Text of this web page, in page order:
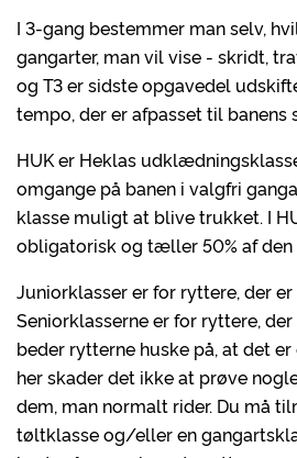
I 3-gang bestemmer man selv,
gangarter, man vil vise - skridt,
og T3 er sidste opgavedel
tempo, der er afpasset til banens
HUK er Heklas
omgange på banen i valgfri
klasse muligt at blive trukket. I
obligatorisk og tæller 50% af den
Juniorklasser er for ryttere, der
Seniorklasserne er for ryttere,
beder rytterne huske på, at det
her skader det ikke at prøve
dem, man normalt rider. Du må
tøltklasse og/eller en